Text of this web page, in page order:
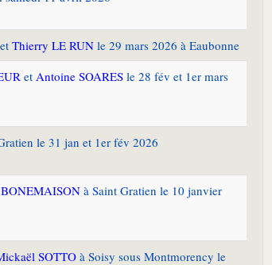
et Thierry LE RUN le 29 mars 2026 à Eaubonne
et Antoine SOARES le 28 fév et 1er mars
le 31 jan et 1er fév 2026
BONEMAISONà Saint Gratien le 10 janvier
SOTTOà Soisy sous Montmorency le